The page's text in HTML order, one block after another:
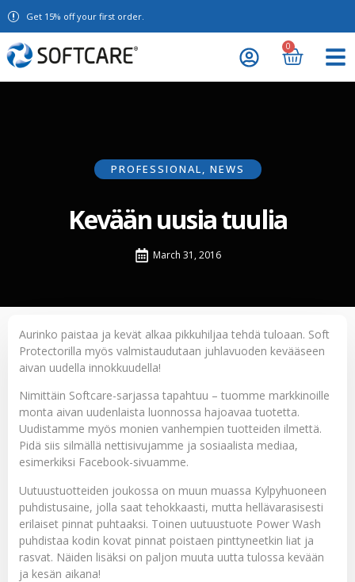
Get 15% off your first order.
0
PROFESSIONAL, NEWS
Kevään uusia tuulia
March 31, 2016
Aurinko paistaa ja kevät alkaa pikkuhiljaa tehdä tuloaan. Soft
Protectorilla myös valmistaudutaan juhlavuoden kevääseen
aivan uudella innokkuudella!
Nimittäin Softcare-sarjassa tapahtuu – tuomme markkinoille
monta aivan uudenlaista luonnossa hajoavaa tuotetta.
Uudistamme myös monien vanhempien tuotteiden ilmettä.
Pidä siis silmällä nettisivujamme ja sosiaalista mediaa,
esimerkiksi Facebook-sivuamme.
Uutuustuotteiden joukossa on muun muassa Kylpyhuoneen
puhdistusaine, jolla saat tehokkaasti, mutta hellävarasisesti
erilaiset pinnat puhtaaksi. Toinen uutuustuote Power Wash
puhdistaa kodin kovat pinnat poistaen pinttyneetkin liat ja
rasvat. Näiden lisäksi on paljon muuta uutta tulossa kevään
ja kesän aikana!